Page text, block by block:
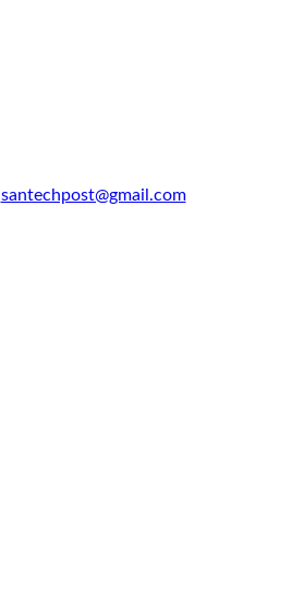
santechpost@gmail.com